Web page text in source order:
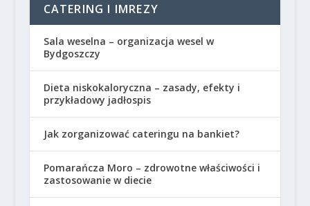
CATERING I IMREZY
Sala weselna – organizacja wesel w
Bydgoszczy
Dieta niskokaloryczna – zasady, efekty i
przykładowy jadłospis
Jak zorganizować cateringu na bankiet?
Pomarańcza Moro – zdrowotne właściwości i
zastosowanie w diecie